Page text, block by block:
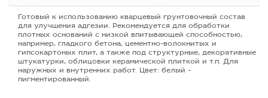
Готовый к использованию кварцевый грунтовочный состав
для улучшения адгезии. Рекомендуется для обработки
плотных оснований с низкой впитывающей способностью,
например, гладкого бетона, цементно-волокнитых и
гипсокартоных плит, а также под структурные, декоративные
штукатурки, облицовки керамической плиткой и т.п. Для
наружных и внутренних работ. Цвет: белый -
пигментированный.